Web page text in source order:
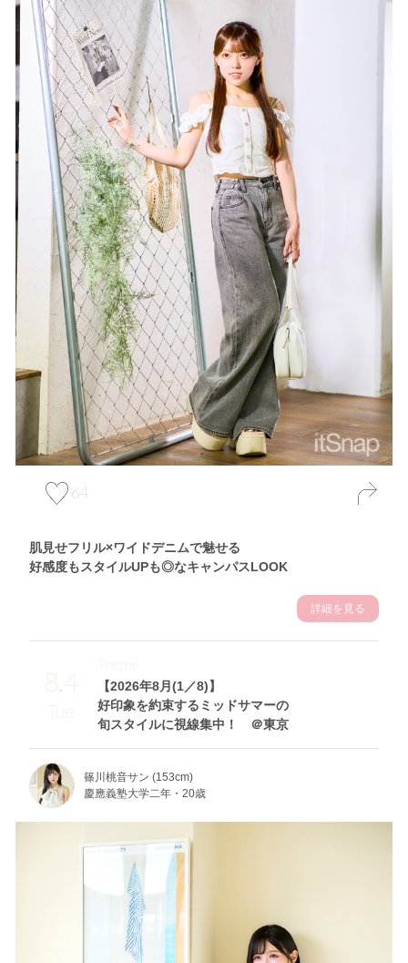
64
肌見せフリル×ワイドデニムで魅せる
好感度もスタイルUPも◎なキャンパスLOOK
詳細を見る
8.4
Tue
【2026年8月(1／8)】
好印象を約束するミッドサマーの
旬スタイルに視線集中！ ＠東京
Theme
篠川桃音サン (153cm)
慶應義塾大学二年・20歳